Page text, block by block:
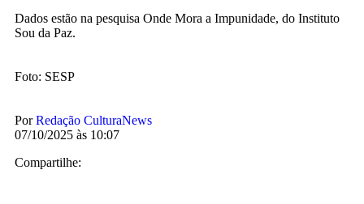
Dados estão na pesquisa Onde Mora a Impunidade, do Instituto
Sou da Paz.
Foto: SESP
PorRedação CulturaNews
07/10/2025 às 10:07
Compartilhe: